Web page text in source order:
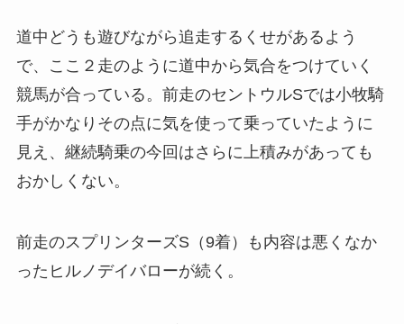
道中どうも遊びながら追走するくせがあるよう
で、ここ２走のように道中から気合をつけていく
競馬が合っている。前走のセントウルSでは小牧騎
手がかなりその点に気を使って乗っていたように
見え、継続騎乗の今回はさらに上積みがあっても
おかしくない。
前走のスプリンターズS（9着）も内容は悪くなか
ったヒルノデイバローが続く。